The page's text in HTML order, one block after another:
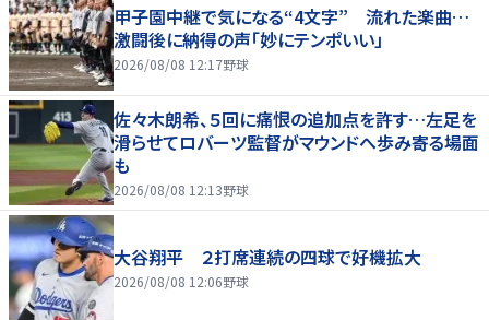
甲子園中継で気になる“4文字” 流れた楽曲…
激闘後に納得の声「妙にテンポいい」
2026/08/08 12:17野球
佐々木朗希、５回に痛恨の追加点を許す…左足を
滑らせてロバーツ監督がマウンドへ歩み寄る場面
も
2026/08/08 12:13野球
大谷翔平 ２打席連続の四球で好機拡大
2026/08/08 12:06野球